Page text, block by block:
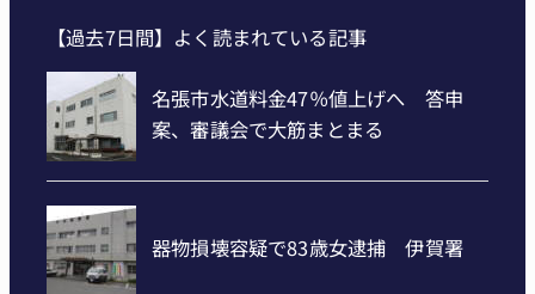
【過去7日間】よく読まれている記事